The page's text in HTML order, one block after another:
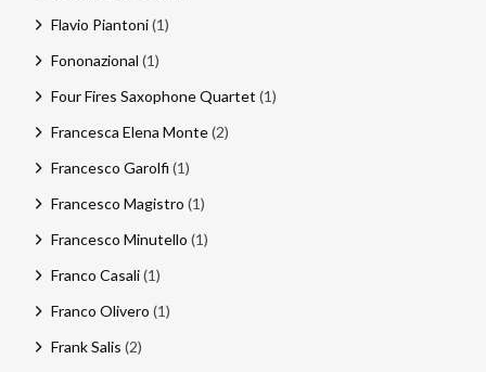
Flavio Piantoni(1)
Fononazional (1)
Four Fires Saxophone Quartet (1)
Francesca Elena Monte(2)
Francesco Garolfi (1)
Francesco Magistro (1)
Francesco Minutello (1)
Franco Casali(1)
Franco Olivero (1)
Frank Salis (2)